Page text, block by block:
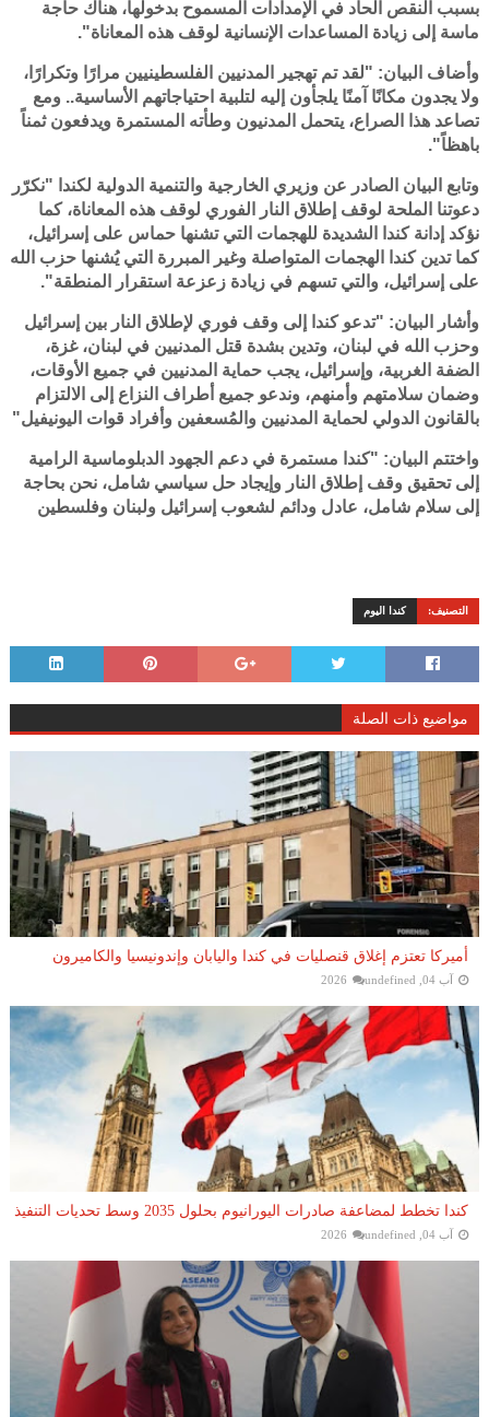
بسبب النقص الحاد في الإمدادات المسموح بدخولها، هناك حاجة
ماسة إلى زيادة المساعدات الإنسانية لوقف هذه المعاناة".
وأضاف البيان: "لقد تم تهجير المدنيين الفلسطينيين مرارًا وتكرارًا،
ولا يجدون مكانًا آمنًا يلجأون إليه لتلبية احتياجاتهم الأساسية.. ومع
تصاعد هذا الصراع، يتحمل المدنيون وطأته المستمرة ويدفعون ثمناً
باهظاً".
وتابع البيان الصادر عن وزيري الخارجية والتنمية الدولية لكندا "نكرّر
دعوتنا الملحة لوقف إطلاق النار الفوري لوقف هذه المعاناة، كما
نؤكد إدانة كندا الشديدة للهجمات التي تشنها حماس على إسرائيل،
كما تدين كندا الهجمات المتواصلة وغير المبررة التي يُشنها حزب الله
على إسرائيل، والتي تسهم في زيادة زعزعة استقرار المنطقة".
وأشار البيان: "تدعو كندا إلى وقف فوري لإطلاق النار بين إسرائيل
وحزب الله في لبنان، وتدين بشدة قتل المدنيين في لبنان، غزة،
الضفة الغربية، وإسرائيل، يجب حماية المدنيين في جميع الأوقات،
وضمان سلامتهم وأمنهم، وندعو جميع أطراف النزاع إلى الالتزام
بالقانون الدولي لحماية المدنيين والمُسعفين وأفراد قوات اليونيفيل"
واختتم البيان: "كندا مستمرة في دعم الجهود الدبلوماسية الرامية
إلى تحقيق وقف إطلاق النار وإيجاد حل سياسي شامل، نحن بحاجة
إلى سلام شامل، عادل ودائم لشعوب إسرائيل ولبنان وفلسطين
التصنيف: كندا اليوم
مواضيع ذات الصلة
أميركا تعتزم إغلاق قنصليات في كندا واليابان وإندونيسيا والكاميرون
آب 04, 2026 undefined
كندا تخطط لمضاعفة صادرات اليورانيوم بحلول 2035 وسط تحديات التنفيذ
آب 04, 2026 undefined